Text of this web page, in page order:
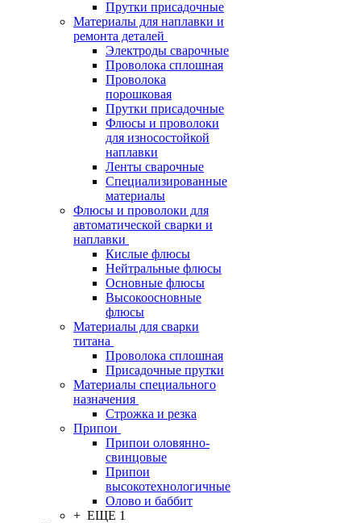
Прутки присадочные
Материалы для наплавки и
ремонта деталей
Электроды сварочные
Проволока сплошная
Проволока
порошковая
Прутки присадочные
Флюсы и проволоки
для износостойкой
наплавки
Ленты сварочные
Специализированные
материалы
Флюсы и проволоки для
автоматической сварки и
наплавки
Кислые флюсы
Нейтральные флюсы
Основные флюсы
Высокоосновные
флюсы
Материалы для сварки
титана
Проволока сплошная
Присадочные прутки
Материалы специального
назначения
Строжка и резка
Припои
Припои оловянно-
свинцовые
Припои
высокотехнологичные
Олово и баббит
+ ЕЩЕ 1